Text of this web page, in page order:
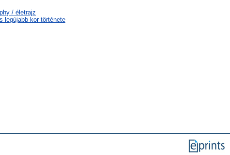
/ életrajz
legújabb kor története